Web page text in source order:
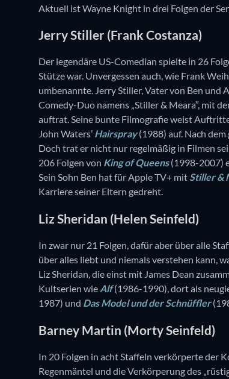
Aktuell ist Wayne Knight in drei Folgen der
Jerry Stiller (Frank Costanza)
Der legendäre US-Comedian spielte in 26
Stütze war. Unvergessen auch, wie Frank
umbenannte. Jerry Stiller, Vater von Ben und
Comedy-Duo namens „Stiller & Meara”, mit
auftrat. Seine bunte Filmografie weist
John Waters’ Hairspray(1988) auf. Nach
Doch trat er nicht nur regelmäßig in Filmen
206 Folgen von King of Queens(1998-2007)
Sein Sohn Ben hat für Apple TV+ mitStiller &
Karriere seiner Eltern gedreht.
Liz Sheridan (Helen Seinfeld)
In zwar nur 21 Folgen, dafür aber über alle
über alles liebt und niemals verstehen kann,
Liz Sheridan, die einst mit James Dean
Kultserien wie Alf(1986-1990), dort als
1987) und Das Model und der Schnüffler
Barney Martin (Morty Seinfeld)
In 20 Folgen in acht Staffeln verkörperte der
Regenmäntel und die Verkörperung des